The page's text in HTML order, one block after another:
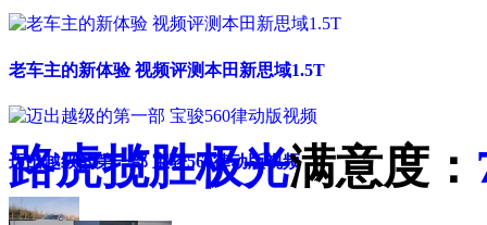
老车主的新体验 视频评测本田新思域1.5T
迈出越级的第一部 宝骏560律动版视频
路虎揽胜极光满意度：